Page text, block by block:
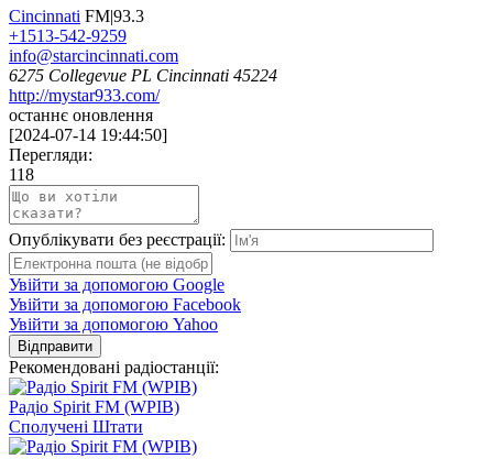
Cincinnati FM|93.3
+1513-542-9259
info@starcincinnati.com
6275 Collegevue PL Cincinnati 45224
http://mystar933.com/
останнє оновлення
[2024-07-14 19:44:50]
Перегляди:
118
Опублікувати без реєстрації:
Увійти за допомогою Google
Увійти за допомогою Facebook
Увійти за допомогою Yahoo
Відправити
Рекомендовані радіостанції:
Радіо Spirit FM (WPIB)
Сполучені Штати